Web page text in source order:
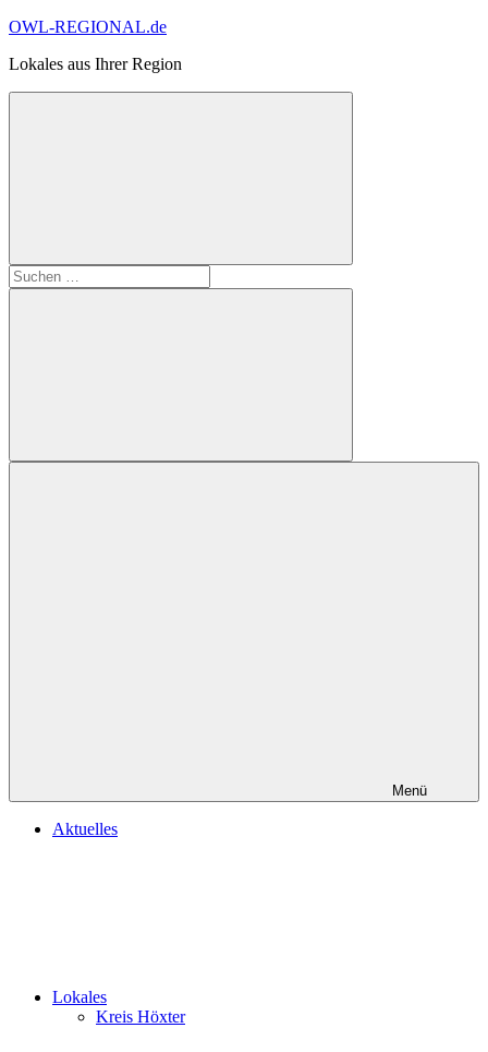
Zum
springen
OWL-REGIONAL.de
Lokales aus Ihrer Region
Suchformular
öffnen
Suchen
nach:
Suchen
Menü
Aktuelles
Lokales
Kreis Höxter